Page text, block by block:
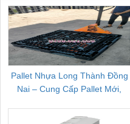
Pallet Nhựa Long Thành Đồng
Nai – Cung Cấp Pallet Mới,